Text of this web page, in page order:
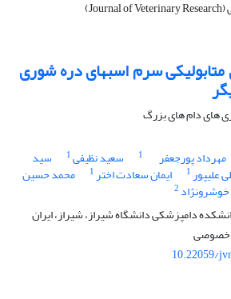
متابولیکی سرم اسبهای دره شوری
های دام های بزرگ
مهرداد پورجعفر 1 سعید نظیفی1 سید
علیپور1 ایمان سعادت اختر1 محمد حسین
2
دامپزشکی دانشگاه شیراز، شیراز، ایران
خصوصی
10.22059/